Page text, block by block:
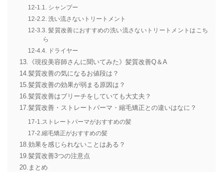
1. シャンプー
2. 洗い流さないトリートメント
3. 髪質改善におすすめの洗い流さないトリートメントはこち
ら
4. ドライヤー
《現役美容師さんに聞いてみた》髪質改善Q＆A
髪質改善の気になるお値段は？
髪質改善の効果が弱まる原因は？
髪質改善はブリーチをしていても大丈夫？
髪質改善・ストレートパーマ・縮毛矯正との違いはなに？
ストレートパーマがおすすめの髪
縮毛矯正がおすすめの髪
効果を感じられないことはある？
髪質改善3つの注意点
まとめ